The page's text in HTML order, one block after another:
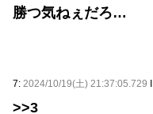
勝つ気ねぇだろ…
7: 2024/10/19(土) 21:37:05.729
>>3